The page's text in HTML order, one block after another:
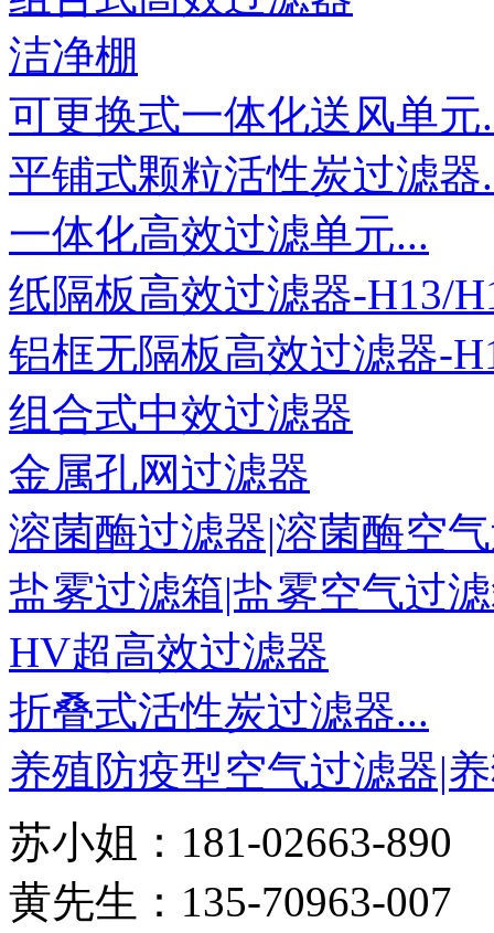
洁净棚
可更换式一体化送风单元
平铺式颗粒活性炭过滤器
一体化高效过滤单元...
纸隔板高效过滤器-H13/
铝框无隔板高效过滤器-
组合式中效过滤器
金属孔网过滤器
溶菌酶过滤器|溶菌酶空
盐雾过滤箱|盐雾空气过
HV超高效过滤器
折叠式活性炭过滤器...
养殖防疫型空气过滤器|
苏小姐：181-02663-890
黄先生：135-70963-007